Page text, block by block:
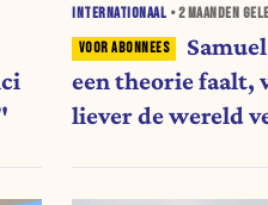
INTERNATIONAAL •2 MAANDEN
een theorie faalt,
liever de wereld